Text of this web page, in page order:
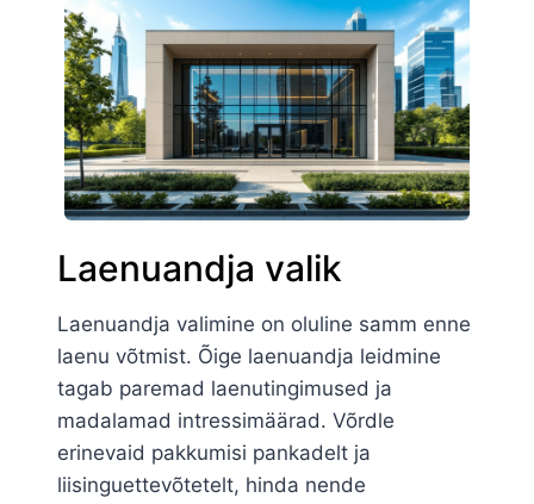
Laenuandja valik
Laenuandja valimine on oluline samm enne
laenu võtmist. Õige laenuandja leidmine
tagab paremad laenutingimused ja
madalamad intressimäärad. Võrdle
erinevaid pakkumisi pankadelt ja
liisinguettevõtetelt, hinda nende